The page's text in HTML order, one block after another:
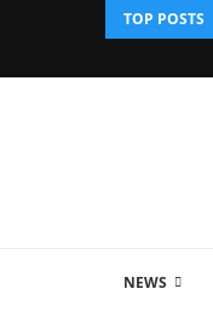
TOP POSTS
NEWS